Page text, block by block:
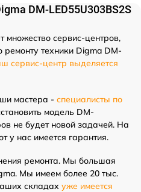
DM-LED55U303BS2S
множество сервис-центров,
техники Digma DM-
сервис-центр выделяется
мастера - специалисты по
модель DM-
не будет новой задачей. На
у нас имеется гарантия.
ремонта. Мы большая
Мы имеем более 20 тыс.
складах уже имеется